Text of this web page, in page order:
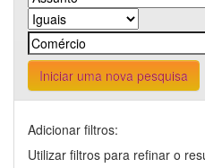
Iniciar uma nova pesquisa
Adicionar filtros:
Utilizar filtros para refinar o